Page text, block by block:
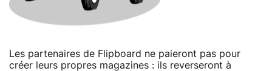
Les partenaires de Flipboard ne paieront pas pour
créer leurs propres magazines : ils reverseront à